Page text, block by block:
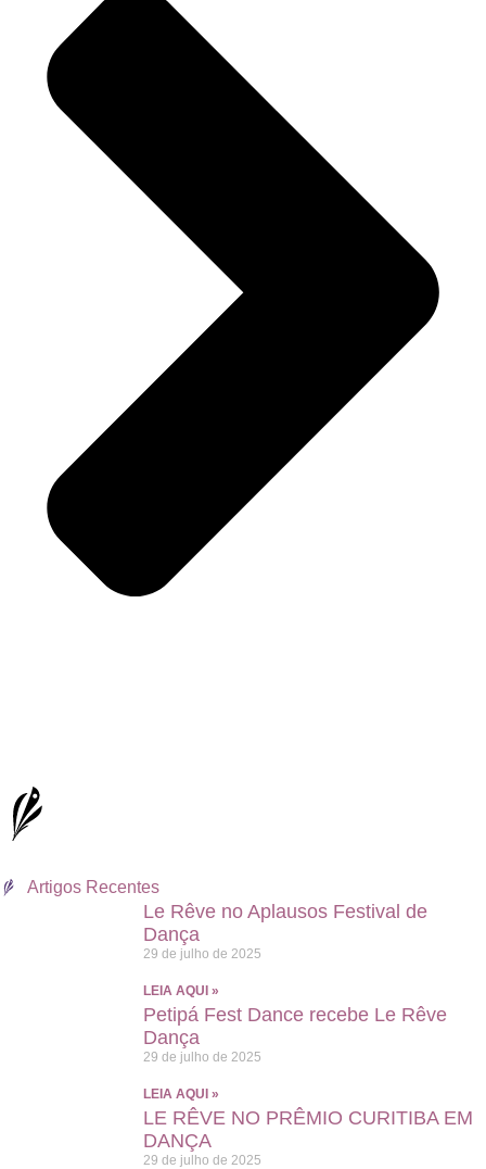
Artigos Recentes
Le Rêve no Aplausos Festival de
Dança
29 de julho de 2025
LEIA AQUI »
Petipá Fest Dance recebe Le Rêve
Dança
29 de julho de 2025
LEIA AQUI »
LE RÊVE NO PRÊMIO CURITIBA EM
DANÇA
29 de julho de 2025